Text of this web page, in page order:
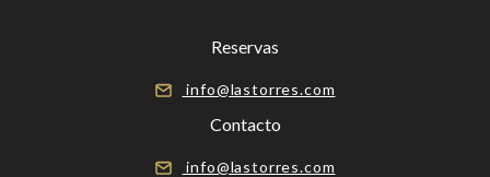
Reservas
info@lastorres.com
Contacto
info@lastorres.com